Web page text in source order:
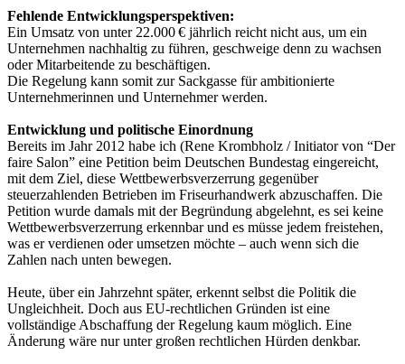
Fehlende Entwicklungsperspektiven:
Ein Umsatz von unter 22.000 € jährlich reicht nicht aus, um ein
Unternehmen nachhaltig zu führen, geschweige denn zu wachsen
oder Mitarbeitende zu beschäftigen.
Die Regelung kann somit zur Sackgasse für ambitionierte
Unternehmerinnen und Unternehmer werden.
Entwicklung und politische Einordnung
Bereits im Jahr 2012 habe ich (Rene Krombholz / Initiator von “Der
faire Salon” eine Petition beim Deutschen Bundestag eingereicht,
mit dem Ziel, diese Wettbewerbsverzerrung gegenüber
steuerzahlenden Betrieben im Friseurhandwerk abzuschaffen. Die
Petition wurde damals mit der Begründung abgelehnt, es sei keine
Wettbewerbsverzerrung erkennbar und es müsse jedem freistehen,
was er verdienen oder umsetzen möchte – auch wenn sich die
Zahlen nach unten bewegen.
Heute, über ein Jahrzehnt später, erkennt selbst die Politik die
Ungleichheit. Doch aus EU-rechtlichen Gründen ist eine
vollständige Abschaffung der Regelung kaum möglich. Eine
Änderung wäre nur unter großen rechtlichen Hürden denkbar.